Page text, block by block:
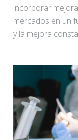
incorporar
mercados en un
y la mejora